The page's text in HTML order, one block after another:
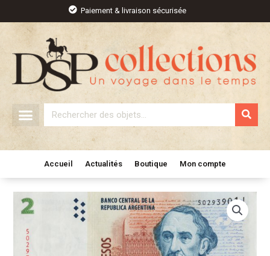
contenu
Paiement & livraison sécurisée
Rechercher
Accueil Actualités Boutique Mon compte